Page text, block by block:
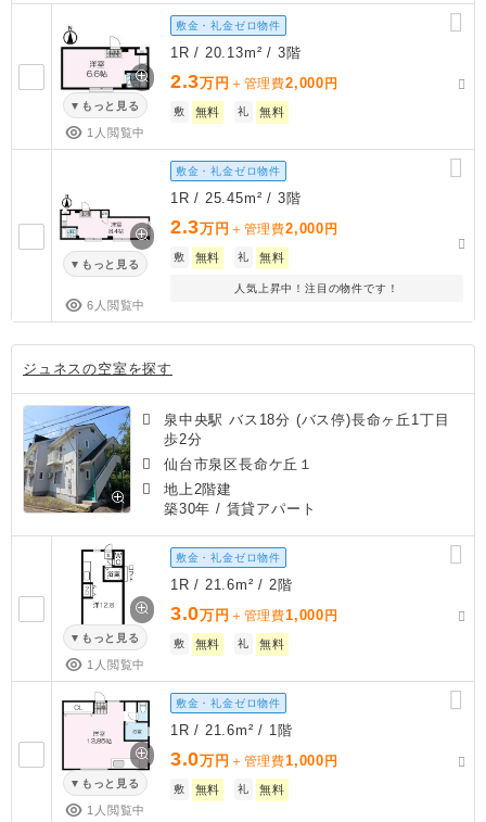
もっと見る
1人閲覧中
敷金・礼金ゼロ物件
1R / 20.13m² / 3階
2.3万円 ＋管理費2,000 円
敷 無料 礼 無料
もっと見る
6人閲覧中
敷金・礼金ゼロ物件
1R / 25.45m² / 3階
2.3万円 ＋管理費2,000 円
敷 無料 礼 無料
人気上昇中！注目の物件です！
ジュネスの空室を探す
泉中央駅 バス18分 (バス停)長命ヶ丘1丁目
歩2分
仙台市泉区長命ケ丘１
地上2階建
築30年 / 賃貸アパート
もっと見る
1人閲覧中
敷金・礼金ゼロ物件
1R / 21.6m² / 2階
3.0万円 ＋管理費1,000 円
敷 無料 礼 無料
もっと見る
1人閲覧中
敷金・礼金ゼロ物件
1R / 21.6m² / 1階
3.0万円 ＋管理費1,000 円
敷 無料 礼 無料